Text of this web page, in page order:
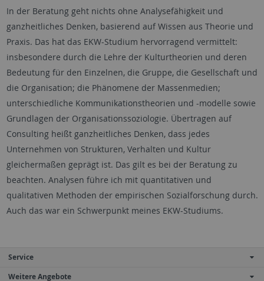
In der Beratung geht nichts ohne Analysefähigkeit und
ganzheitliches Denken, basierend auf Wissen aus Theorie und
Praxis. Das hat das EKW-Studium hervorragend vermittelt:
insbesondere durch die Lehre der Kulturtheorien und deren
Bedeutung für den Einzelnen, die Gruppe, die Gesellschaft und
die Organisation; die Phänomene der Massenmedien;
unterschiedliche Kommunikationstheorien und -modelle sowie
Grundlagen der Organisationssoziologie. Übertragen auf
Consulting heißt ganzheitliches Denken, dass jedes
Unternehmen von Strukturen, Verhalten und Kultur
gleichermaßen geprägt ist. Das gilt es bei der Beratung zu
beachten. Analysen führe ich mit quantitativen und
qualitativen Methoden der empirischen Sozialforschung durch.
Auch das war ein Schwerpunkt meines EKW-Studiums.
Service
Weitere Angebote